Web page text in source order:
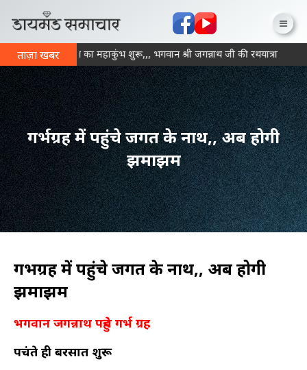
ताज़ा खबर
में आज से भक्ति का महाकुंभ शुरू,,, भगवान श्री जगन्नाथ जी की रथयात्रा के साथ
गर्भग्रह में पहुंचे जगत के नाथ,, अब होगी
झमाझम
गर्भग्रह में पहुंचे जगत के नाथ,, अब होगी
झमाझम
भगवान जगन्नाथ पहुंचे गर्भ ग्रह
पहुंचते ही बरसात शुरू